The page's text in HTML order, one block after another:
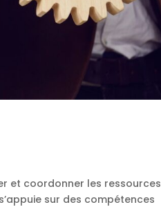
et coordonner les ressources
sur des compétences